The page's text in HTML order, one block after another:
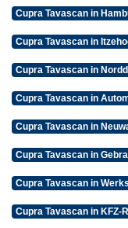
Cupra Tavascan in
Cupra Tavascan in
Cupra Tavascan in
Cupra Tavascan in
Cupra Tavascan in
Cupra Tavascan in
Cupra Tavascan in
Cupra Tavascan in KFZ-